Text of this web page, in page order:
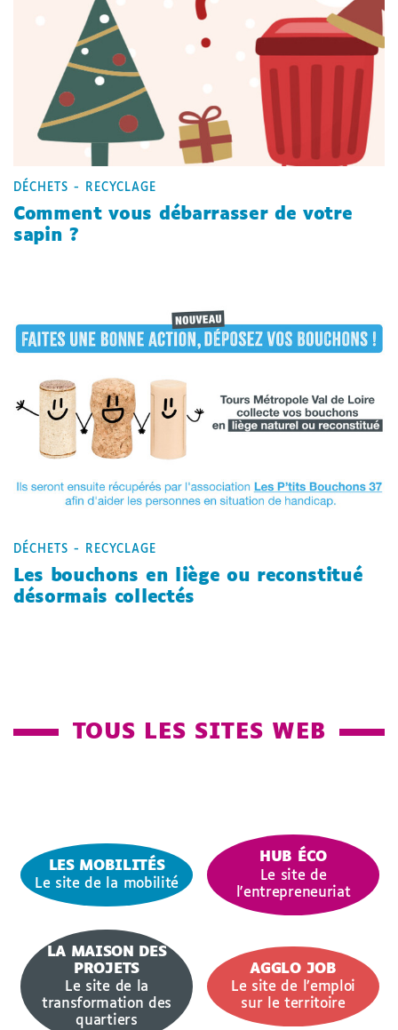
DÉCHETS - RECYCLAGE
Comment vous débarrasser de votre
sapin ?
DÉCHETS - RECYCLAGE
Les bouchons en liège ou reconstitué
désormais collectés
TOUS LES SITES WEB
LES MOBILITÉS
Le site de la mobilité
HUB ÉCO
Le site de
l'entrepreneuriat
LA MAISON DES
PROJETS
Le site de la
transformation des
quartiers
AGGLO JOB
Le site de l’emploi
sur le territoire